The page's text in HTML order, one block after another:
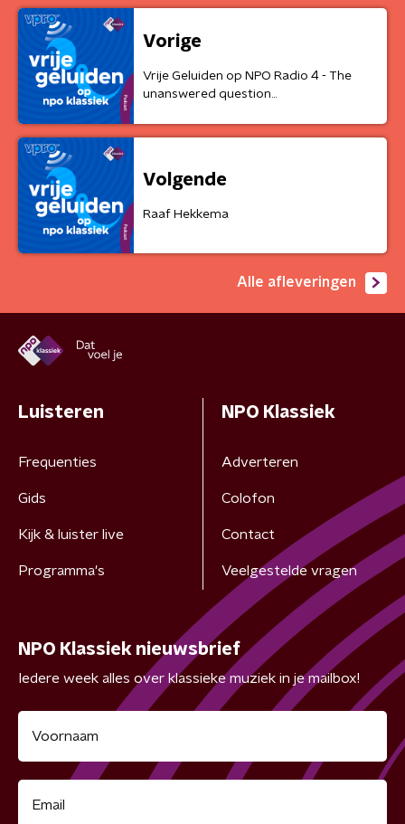
Vorige
Vrije Geluiden op NPO Radio 4 - The
unanswered question...
Volgende
Raaf Hekkema
Alle afleveringen
Luisteren
Frequenties
Gids
Kijk & luister live
Programma's
NPO Klassiek
Adverteren
Colofon
Contact
Veelgestelde vragen
NPO Klassiek nieuwsbrief
Iedere week alles over klassieke muziek in je mailbox!